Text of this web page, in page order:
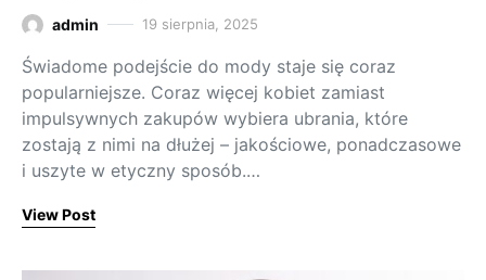
admin 19 sierpnia, 2025
Świadome podejście do mody staje się coraz
popularniejsze. Coraz więcej kobiet zamiast
impulsywnych zakupów wybiera ubrania, które
zostają z nimi na dłużej – jakościowe, ponadczasowe
i uszyte w etyczny sposób.…
View Post